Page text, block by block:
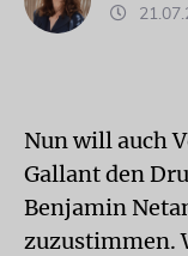
Nun will auch
Gallant den
Benjamin
zuzustimmen.